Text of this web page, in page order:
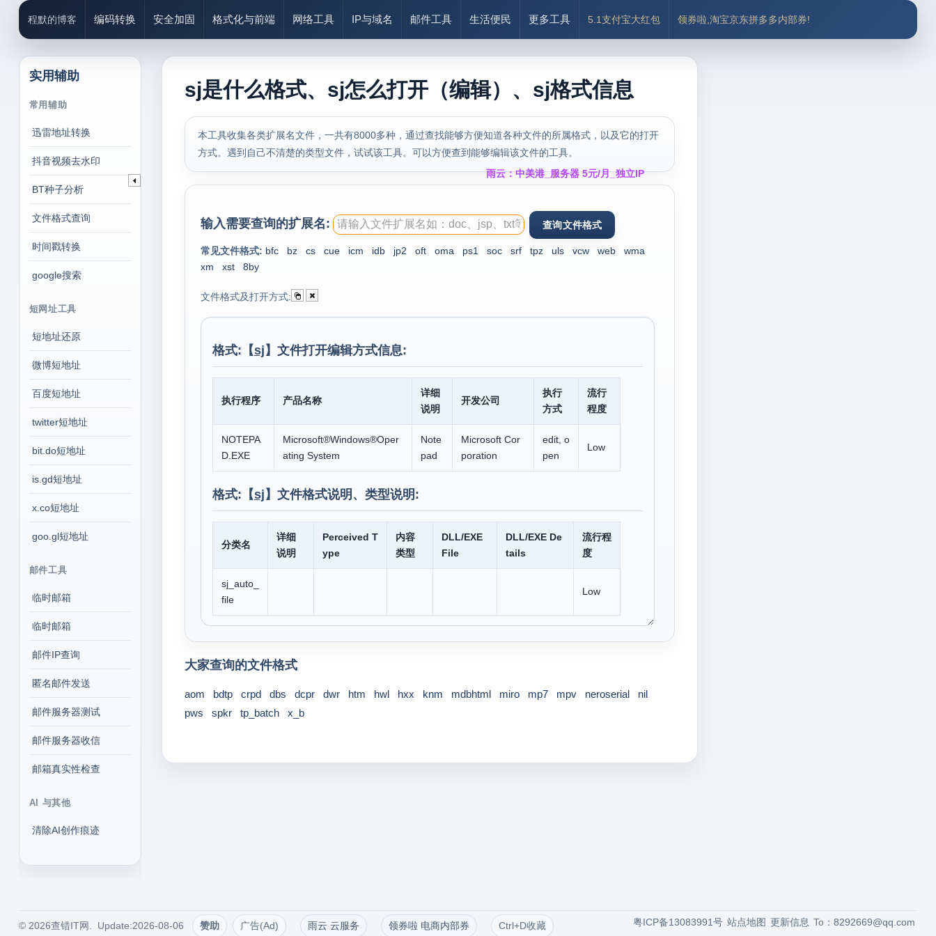
程默的博客 编码转换 安全加固 格式化与前端 网络工具 IP与域名 邮件工具 生活便民 更多工具 5.1支付宝大红包 领券啦,淘宝京东拼多多内部券!
实用辅助
常用辅助
迅雷地址转换
抖音视频去水印
BT种子分析
文件格式查询
时间戳转换
google搜索
短网址工具
短地址还原
微博短地址
百度短地址
twitter短地址
bit.do短地址
is.gd短地址
x.co短地址
goo.gl短地址
邮件工具
临时邮箱
临时邮箱
邮件IP查询
匿名邮件发送
邮件服务器测试
邮件服务器收信
邮箱真实性检查
AI 与其他
清除AI创作痕迹
sj是什么格式、sj怎么打开（编辑）、sj格式信息
本工具收集各类扩展名文件，一共有8000多种，通过查找能够方便知道各种文件的所属格式，以及它的打开
方式。遇到自己不清楚的类型文件，试试该工具。可以方便查到能够编辑该文件的工具。
雨云：中美港_服务器 5元/月_独立IP
输入需要查询的扩展名:
常见文件格式: bfc bz cs cue icm idb jp2 oft oma ps1 soc srf tpz uls vcw web
wma
xm
xst 8by
文件格式及打开方式:
格式:【sj 】文件打开编辑方式信息:
执行程序 产品名称
详细
说明
开发公司
执行
方式
流行
程度
NOTEPA
D.EXE
Microsoft®Windows®Oper
ating System
Note
pad
Microsoft Cor
poration
edit, o
pen
Low
格式:【sj 】文件格式说明、类型说明:
分类名
详细
说明
Perceived T
ype
内容
类型
DLL/EXE
File
DLL/EXE De
tails
流行程
度
sj_auto_
file
Low
大家查询的文件格式
aom bdtp crpd dbs dcpr dwr htm hwl hxx knm mdbhtml miro mp7 mpv neroserial
nil
pws
spkr tp_batch x_b
© 2026查错IT网. Update:2026-08-06 赞助 广告(Ad) 雨云 云服务 领券啦 电商内部券 Ctrl+D收藏 To：8292669@qq.com
更新信息
站点地图
粤ICP备13083991号